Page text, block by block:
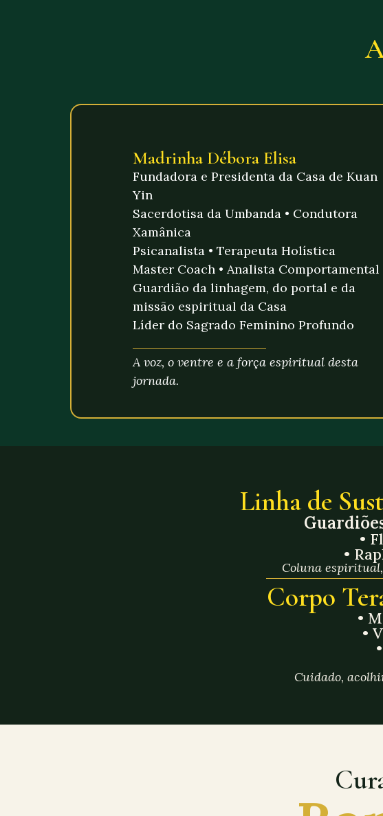
Madrinha Débora Elisa
Fundadora e Presidenta da Casa de Kuan
Yin
Sacerdotisa da Umbanda • Condutora
Xamânica
Psicanalista • Terapeuta Holística
Master Coach • Analista Comportamental
Guardião da linhagem, do portal e da
missão espiritual da Casa
Líder do Sagrado Feminino Profundo
A voz, o ventre e a força espiritual desta
jornada.
Linha de
•
•
Coluna
Corpo
•
•
Cuidado,